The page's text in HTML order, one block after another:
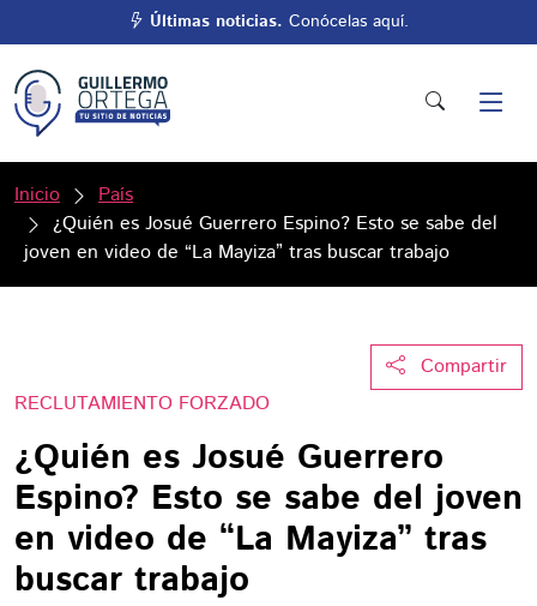
Últimas noticias. Conócelas aquí.
Inicio
País
¿Quién es Josué Guerrero Espino? Esto se sabe del
joven en video de “La Mayiza” tras buscar trabajo
Compartir
RECLUTAMIENTO FORZADO
¿Quién es Josué Guerrero
Espino? Esto se sabe del joven
en video de “La Mayiza” tras
buscar trabajo